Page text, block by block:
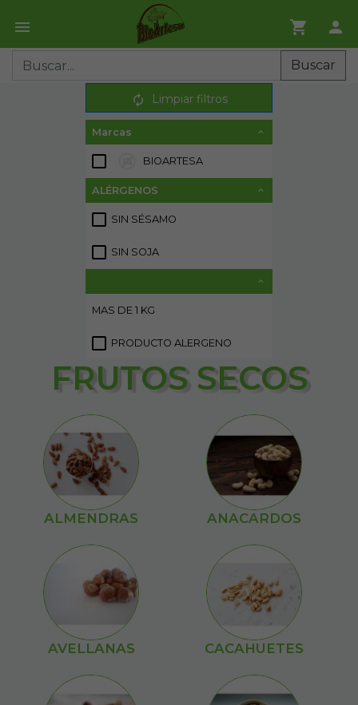
Buscar
Limpiar filtros
Marcas
BIOARTESA
ALÉRGENOS
SIN SÉSAMO
SIN SOJA
MAS DE 1 KG
PRODUCTO ALERGENO
FRUTOS SECOS
ALMENDRAS ANACARDOS
AVELLANAS CACAHUETES